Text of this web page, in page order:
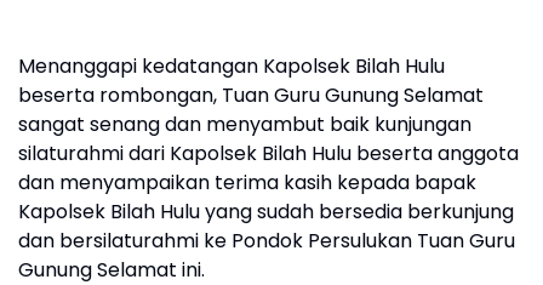
Menanggapi kedatangan Kapolsek Bilah Hulu
beserta rombongan, Tuan Guru Gunung Selamat
sangat senang dan menyambut baik kunjungan
silaturahmi dari Kapolsek Bilah Hulu beserta anggota
dan menyampaikan terima kasih kepada bapak
Kapolsek Bilah Hulu yang sudah bersedia berkunjung
dan bersilaturahmi ke Pondok Persulukan Tuan Guru
Gunung Selamat ini.